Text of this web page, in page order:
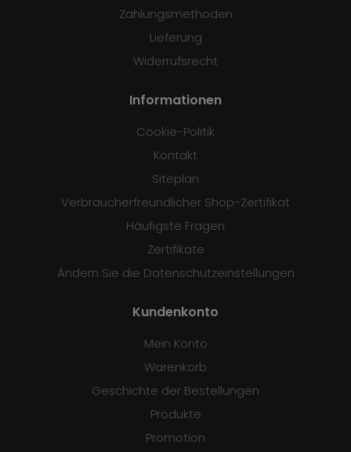
Zahlungsmethoden
Lieferung
Widerrufsrecht
Informationen
Cookie-Politik
Kontakt
Siteplan
Verbraucherfreundlicher Shop-Zertifikat
Häufigste Fragen
Zertifikate
Ändern Sie die Datenschutzeinstellungen
Kundenkonto
Mein Konto
Warenkorb
Geschichte der Bestellungen
Produkte
Promotion